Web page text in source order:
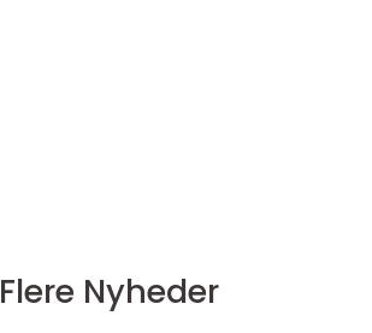
Flere Nyheder